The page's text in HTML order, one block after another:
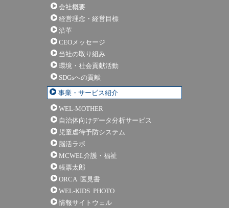
会社概要
経営理念・経営目標
沿革
CEOメッセージ
当社の取り組み
環境・社会貢献活動
SDGsへの貢献
事業・サービス紹介
WEL-MOTHER
自治体向けデータ分析サービス
児童虐待予防システム
脳活ラボ
MCWEL介護・福祉
帳票太郎
ORCA 医見書
WEL-KIDS PHOTO
情報サイトウェル